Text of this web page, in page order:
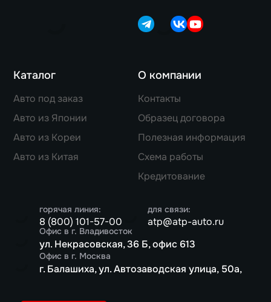
Каталог
Авто под заказ
Авто из Японии
Авто из Кореи
Авто из Китая
О компании
Контакты
Образец договора
Полезная информация
Схема работы
Кредитование
горячая линия:
8 (800) 101-57-00
для связи:
atp@atp-auto.ru
Офис в г. Владивосток
ул. Некрасовская, 36 Б, офис 613
Офис в г. Москва
г. Балашиха, ул. Автозаводская улица, 50а,